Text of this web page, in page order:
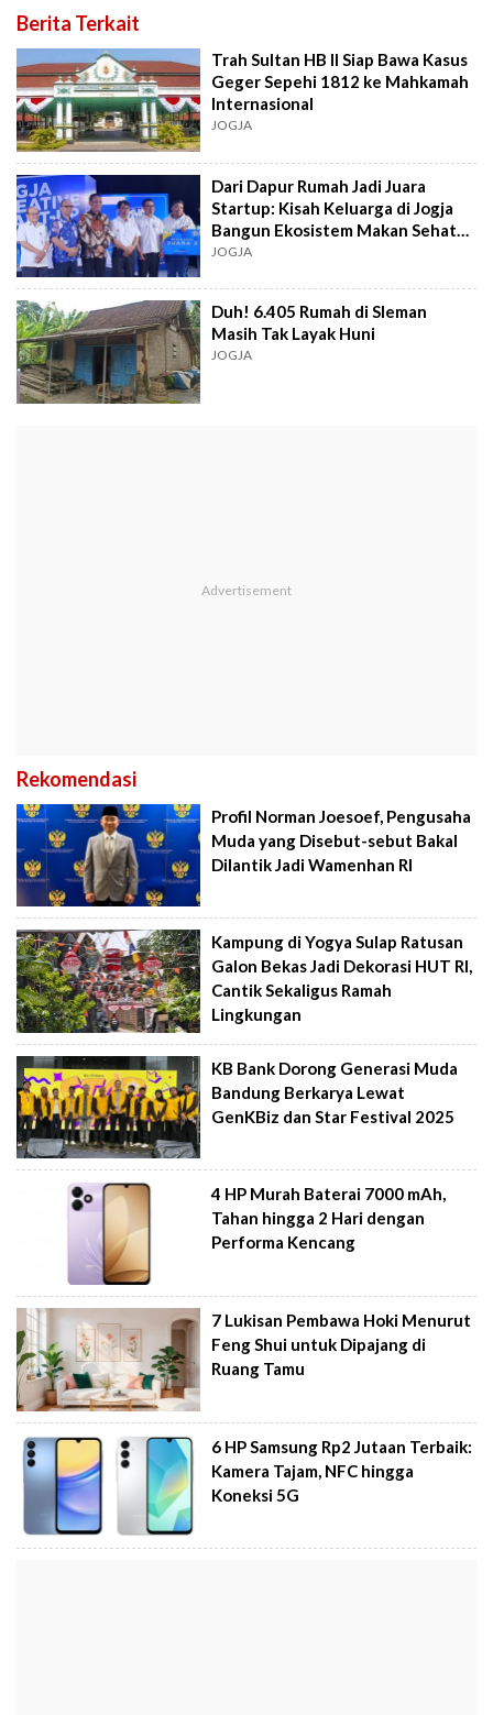
Berita Terkait
Trah Sultan HB II Siap Bawa Kasus
Geger Sepehi 1812 ke Mahkamah
Internasional
JOGJA
Dari Dapur Rumah Jadi Juara
Startup: Kisah Keluarga di Jogja
Bangun Ekosistem Makan Sehat
Bayi
JOGJA
Duh! 6.405 Rumah di Sleman
Masih Tak Layak Huni
JOGJA
Rekomendasi
Profil Norman Joesoef, Pengusaha
Muda yang Disebut-sebut Bakal
Dilantik Jadi Wamenhan RI
Kampung di Yogya Sulap Ratusan
Galon Bekas Jadi Dekorasi HUT RI,
Cantik Sekaligus Ramah
Lingkungan
KB Bank Dorong Generasi Muda
Bandung Berkarya Lewat
GenKBiz dan Star Festival 2025
4 HP Murah Baterai 7000 mAh,
Tahan hingga 2 Hari dengan
Performa Kencang
7 Lukisan Pembawa Hoki Menurut
Feng Shui untuk Dipajang di
Ruang Tamu
6 HP Samsung Rp2 Jutaan Terbaik:
Kamera Tajam, NFC hingga
Koneksi 5G